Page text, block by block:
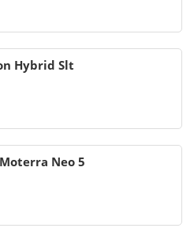
Hybrid Slt
Neo 5